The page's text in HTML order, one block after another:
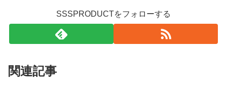
SSSPRODUCTをフォローする
関連記事